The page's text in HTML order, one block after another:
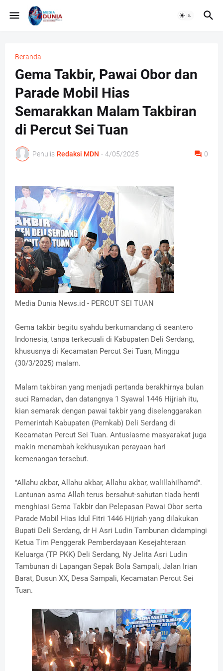
Beranda
Gema Takbir, Pawai Obor dan
Parade Mobil Hias
Semarakkan Malam Takbiran
di Percut Sei Tuan
Penulis Redaksi MDN - 4/05/2025 0
Media Dunia News.id - PERCUT SEI TUAN
Gema takbir begitu syahdu berkumandang di seantero
Indonesia, tanpa terkecuali di Kabupaten Deli Serdang,
khususnya di Kecamatan Percut Sei Tuan, Minggu
(30/3/2025) malam.
Malam takbiran yang menjadi pertanda berakhirnya bulan
suci Ramadan, dan datangnya 1 Syawal 1446 Hijriah itu,
kian semarak dengan pawai takbir yang diselenggarakan
Pemerintah Kabupaten (Pemkab) Deli Serdang di
Kecamatan Percut Sei Tuan. Antusiasme masyarakat juga
makin menambah kekhusyukan perayaan hari
kemenangan tersebut.
"Allahu akbar, Allahu akbar, Allahu akbar, walillahilhamd".
Lantunan asma Allah terus bersahut-sahutan tiada henti
menghiasi Gema Takbir dan Pelepasan Pawai Obor serta
Parade Mobil Hias Idul Fitri 1446 Hijriah yang dilakukan
Bupati Deli Serdang, dr H Asri Ludin Tambunan didampingi
Ketua Tim Penggerak Pemberdayaan Kesejahteraan
Keluarga (TP PKK) Deli Serdang, Ny Jelita Asri Ludin
Tambunan di Lapangan Sepak Bola Sampali, Jalan Irian
Barat, Dusun XX, Desa Sampali, Kecamatan Percut Sei
Tuan.